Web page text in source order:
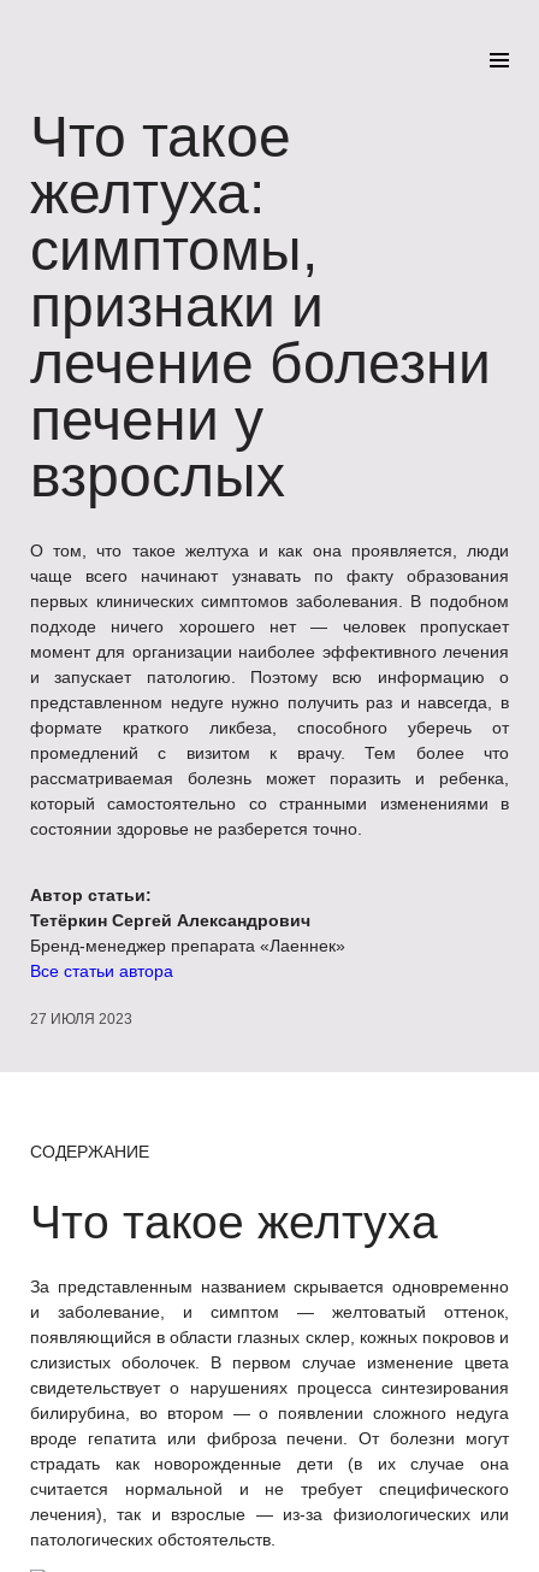
Что такое
желтуха:
симптомы,
признаки и
лечение болезни
печени у
взрослых
О том, что такое желтуха и как она проявляется, люди
чаще всего начинают узнавать по факту образования
первых клинических симптомов заболевания. В подобном
подходе ничего хорошего нет — человек пропускает
момент для организации наиболее эффективного лечения
и запускает патологию. Поэтому всю информацию о
представленном недуге нужно получить раз и навсегда, в
формате краткого ликбеза, способного уберечь от
промедлений с визитом к врачу. Тем более что
рассматриваемая болезнь может поразить и ребенка,
который самостоятельно со странными изменениями в
состоянии здоровье не разберется точно.
Автор статьи:
Тетёркин Сергей Александрович
Бренд-менеджер препарата «Лаеннек»
Все статьи автора
27 ИЮЛЯ 2023
СОДЕРЖАНИЕ
Что такое желтуха
За представленным названием скрывается одновременно
и заболевание, и симптом — желтоватый оттенок,
появляющийся в области глазных склер, кожных покровов и
слизистых оболочек. В первом случае изменение цвета
свидетельствует о нарушениях процесса синтезирования
билирубина, во втором — о появлении сложного недуга
вроде гепатита или фиброза печени. От болезни могут
страдать как новорожденные дети (в их случае она
считается нормальной и не требует специфического
лечения), так и взрослые — из-за физиологических или
патологических обстоятельств.